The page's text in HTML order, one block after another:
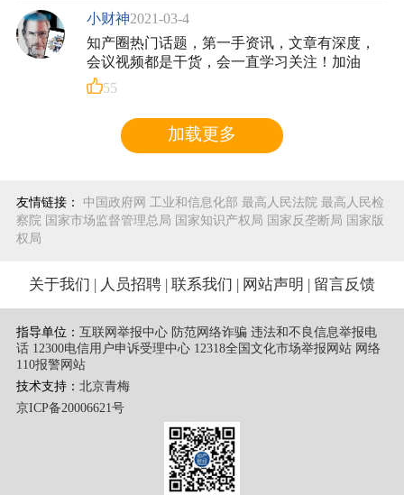
小财神2021-03-4
知产圈热门话题，第一手资讯，文章有深度，
会议视频都是干货，会一直学习关注！加油
55
加载更多
友情链接： 中国政府网 工业和信息化部 最高人民法院 最高人民检
察院 国家市场监督管理总局 国家知识产权局 国家反垄断局 国家版
权局
关于我们 人员招聘 联系我们 网站声明 留言反馈
指导单位： 互联网举报中心 防范网络诈骗 违法和不良信息举报电
话 12300电信用户申诉受理中心 12318全国文化市场举报网站 网络
110报警网站
技术支持： 北京青梅
京ICP备20006621号